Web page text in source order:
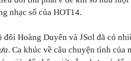
nhạc số của HOT14.
đôi Hoàng Duyên và JSol đã có
. Ca khúc về câu chuyện tình
giả, đến bây giờ vẫn chưa có dấu